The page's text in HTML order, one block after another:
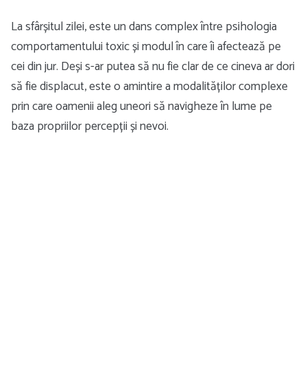
La sfârșitul zilei, este un dans complex între psihologia
comportamentului toxic și modul în care îi afectează pe
cei din jur. Deși s-ar putea să nu fie clar de ce cineva ar dori
să fie displacut, este o amintire a modalităților complexe
prin care oamenii aleg uneori să navigheze în lume pe
baza propriilor percepții și nevoi.